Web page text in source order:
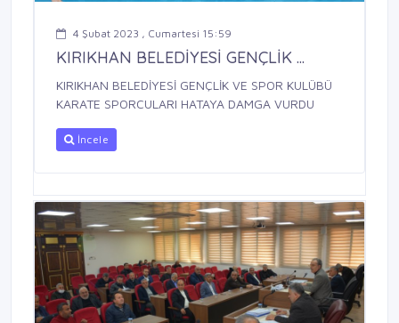
4 Şubat 2023 , Cumartesi 15:59
KIRIKHAN BELEDİYESİ GENÇLİK ...
KIRIKHAN BELEDİYESİ GENÇLİK VE SPOR KULÜBÜ
KARATE SPORCULARI HATAYA DAMGA VURDU
İncele